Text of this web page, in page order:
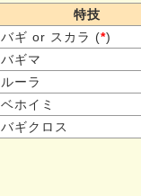
特技
バギ or スカラ (*)
バギマ
ルーラ
ベホイミ
バギクロス